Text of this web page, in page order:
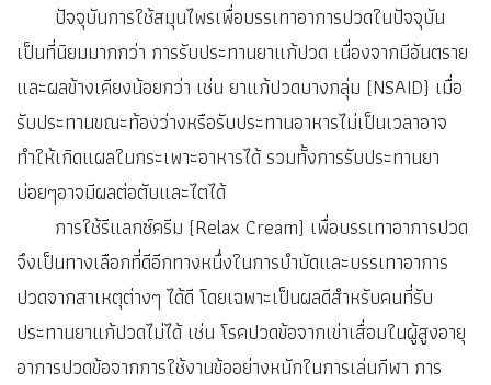
ปัจจุบันการใช้สมุนไพรเพื่อบรรเทาอาการปวดในปัจจุบัน
เป็นที่นิยมมากกว่า การรับประทานยาแก้ปวด เนื่องจากมีอันตราย
และผลข้างเคียงน้อยกว่า เช่น ยาแก้ปวดบางกลุ่ม (NSAID) เมื่อ
รับประทานขณะท้องว่างหรือรับประทานอาหารไม่เป็นเวลาอาจ
ทำให้เกิดแผลในกระเพาะอาหารได้ รวมทั้งการรับประทานยา
บ่อยๆอาจมีผลต่อตับและไตได้
การใช้รีแลกซ์ครีม (Relax Cream) เพื่อบรรเทาอาการปวด
จึงเป็นทางเลือกที่ดีอีกทางหนึ่งในการบำบัดและบรรเทาอาการ
ปวดจากสาเหตุต่างๆ ได้ดี โดยเฉพาะเป็นผลดีสำหรับคนที่รับ
ประทานยาแก้ปวดไม่ได้ เช่น โรคปวดข้อจากเข่าเสื่อมในผู้สูงอายุ
อาการปวดข้อจากการใช้งานข้ออย่างหนักในการเล่นกีฬา การ